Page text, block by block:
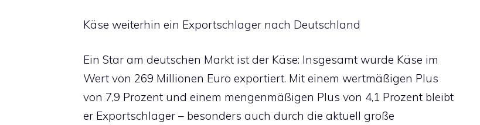
Käse weiterhin ein Exportschlager nach Deutschland
Ein Star am deutschen Markt ist der Käse: Insgesamt wurde Käse im
Wert von 269 Millionen Euro exportiert. Mit einem wertmäßigen Plus
von 7,9 Prozent und einem mengenmäßigen Plus von 4,1 Prozent bleibt
er Exportschlager – besonders auch durch die aktuell große